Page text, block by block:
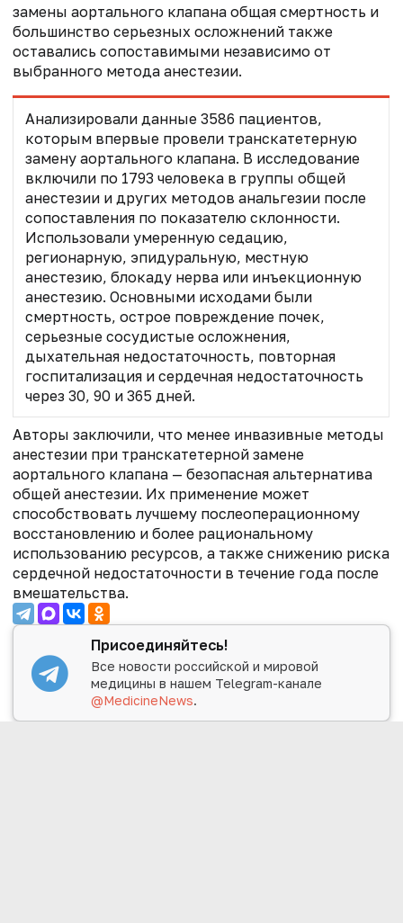
замены аортального клапана общая смертность и
большинство серьезных осложнений также
оставались сопоставимыми независимо от
выбранного метода анестезии.
Анализировали данные 3586 пациентов,
которым впервые провели транскатетерную
замену аортального клапана. В исследование
включили по 1793 человека в группы общей
анестезии и других методов анальгезии после
сопоставления по показателю склонности.
Использовали умеренную седацию,
регионарную, эпидуральную, местную
анестезию, блокаду нерва или инъекционную
анестезию. Основными исходами были
смертность, острое повреждение почек,
серьезные сосудистые осложнения,
дыхательная недостаточность, повторная
госпитализация и сердечная недостаточность
через 30, 90 и 365 дней.
Авторы заключили, что менее инвазивные методы
анестезии при транскатетерной замене
аортального клапана — безопасная альтернатива
общей анестезии. Их применение может
способствовать лучшему послеоперационному
восстановлению и более рациональному
использованию ресурсов, а также снижению риска
сердечной недостаточности в течение года после
вмешательства.
Присоединяйтесь!
Все новости российской и мировой
медицины в нашем Telegram-канале
@MedicineNews.